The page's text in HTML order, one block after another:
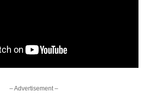
– Advertisement –